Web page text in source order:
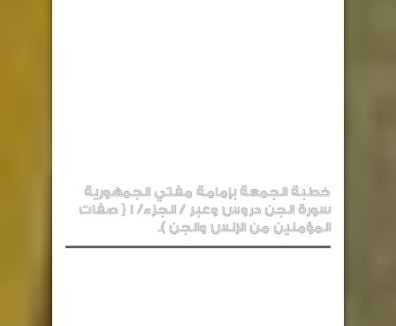
خطبة الجمعة بإمامة مفتي الجمهورية
سورة الجن دروس وعبر / الجزء/ 1 { صفات
المؤمنين من الإنس والجن ).